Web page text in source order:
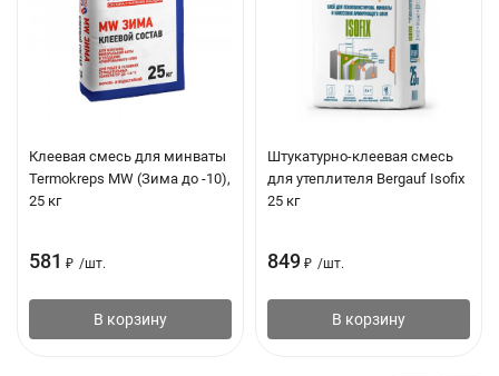
Клеевая смесь для минваты
Termokreps MW (Зима до -10),
25 кг
581 ₽ /шт.
В корзину
Штукатурно-клеевая смесь
для утеплителя Bergauf Isofix
25 кг
849 ₽ /шт.
В корзину